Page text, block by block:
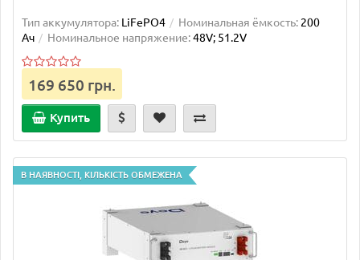
Тип аккумулятора: LiFePO4 Номинальная ёмкость: 200
Ач
Номинальное напряжение:48V; 51.2V
169 650 грн.
Купить
В НАЯВНОСТІ, КІЛЬКІСТЬ ОБМЕЖЕНА